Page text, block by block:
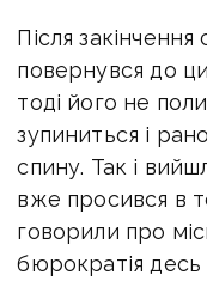
Після закінчення
повернувся до
тоді його не
зупиниться і
спину. Так і
вже просився в
говорили про
бюрократія десь